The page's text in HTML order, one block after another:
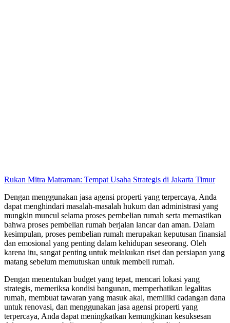
Rukan Mitra Matraman: Tempat Usaha Strategis di Jakarta Timur
Dengan menggunakan jasa agensi properti yang terpercaya, Anda
dapat menghindari masalah-masalah hukum dan administrasi yang
mungkin muncul selama proses pembelian rumah serta memastikan
bahwa proses pembelian rumah berjalan lancar dan aman. Dalam
kesimpulan, proses pembelian rumah merupakan keputusan finansial
dan emosional yang penting dalam kehidupan seseorang. Oleh
karena itu, sangat penting untuk melakukan riset dan persiapan yang
matang sebelum memutuskan untuk membeli rumah.
Dengan menentukan budget yang tepat, mencari lokasi yang
strategis, memeriksa kondisi bangunan, memperhatikan legalitas
rumah, membuat tawaran yang masuk akal, memiliki cadangan dana
untuk renovasi, dan menggunakan jasa agensi properti yang
terpercaya, Anda dapat meningkatkan kemungkinan kesuksesan